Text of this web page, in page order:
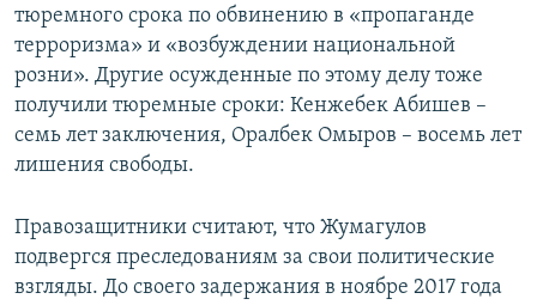
тюремного срока по обвинению в «пропаганде
терроризма» и «возбуждении национальной
розни». Другие осужденные по этому делу тоже
получили тюремные сроки: Кенжебек Абишев –
семь лет заключения, Оралбек Омыров – восемь лет
лишения свободы.
Правозащитники считают, что Жумагулов
подвергся преследованиям за свои политические
взгляды. До своего задержания в ноябре 2017 года